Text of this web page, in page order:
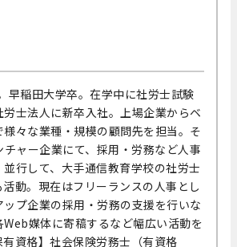
稲田大学卒。在学中に社労士試験
労士法人に新卒入社。上場企業からベ
様々な業種・規模の顧問先を担当。そ
ャー企業にて、採用・労務など人事
行して、大手通信教育学校の社労士
動。現在はフリーランスの人事とし
プ企業の採用・労務の支援を行いな
媒体に寄稿するなど幅広い活動を
資格】社会保険労務士（有資格